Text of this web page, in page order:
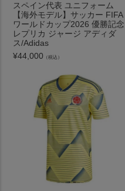
スペイン代表 ユニフォーム
【海外モデル】サッカー FIFA
ワールドカップ2026 優勝記念
レプリカ ジャージ アディダ
ス/Adidas
¥44,000 （税込）